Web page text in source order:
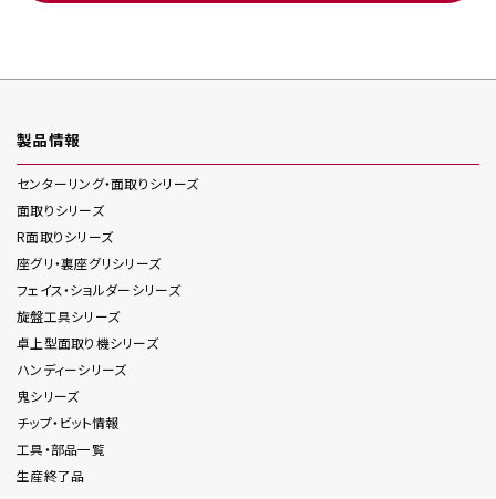
製品情報
センターリング・面取りシリーズ
面取りシリーズ
R面取りシリーズ
座グリ・裏座グリシリーズ
フェイス・ショルダーシリーズ
旋盤工具シリーズ
卓上型面取り機シリーズ
ハンディーシリーズ
鬼シリーズ
チップ・ビット情報
工具・部品一覧
生産終了品